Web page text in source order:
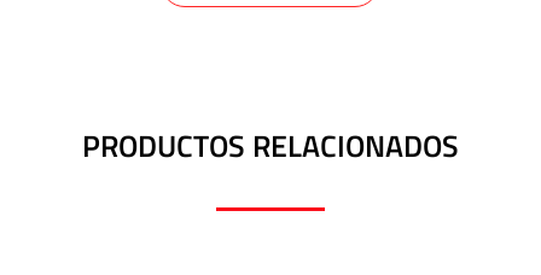
PRODUCTOS RELACIONADOS